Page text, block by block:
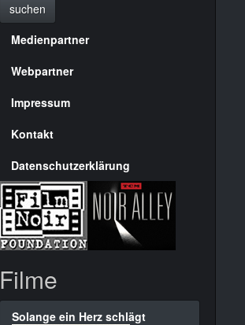
suchen
Menülinks
rechte
Seite
Medienpartner
Webpartner
Impressum
Kontakt
Datenschutzerklärung
Filme
Solange ein Herz schlägt